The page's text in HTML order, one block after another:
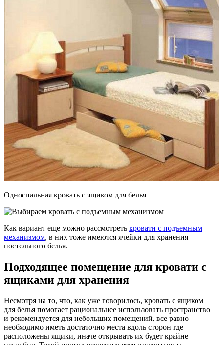
Односпальная кровать с ящиком для белья
Как вариант еще можно рассмотреть кровати с подъемным
механизмом, в них тоже имеются ячейки для хранения
постельного белья.
Подходящее помещение для кровати с
ящиками для хранения
Несмотря на то, что, как уже говорилось, кровать с ящиком
для белья помогает рациональнее использовать пространство
и рекомендуется для небольших помещений, все равно
необходимо иметь достаточно места вдоль сторон где
расположены ящики, иначе открывать их будет крайне